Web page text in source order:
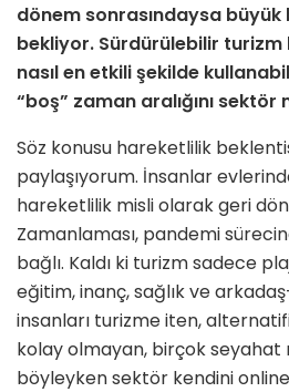
dönem sonrasındaysa
bekliyor. Sürdürülebi­lir turizm
nasıl en etkili şekilde
“boş” zaman aralığını
Söz konusu hareketlilik
paylaşıyorum. İnsanlar
hareketlilik misli olarak geri
Zamanlaması, pandemi
bağlı. Kaldı ki turizm sadece
eğitim, inanç, sağlık ve
insanları turizme iten,
kolay ol­mayan, birçok seyahat
böyleyken sektör kendini